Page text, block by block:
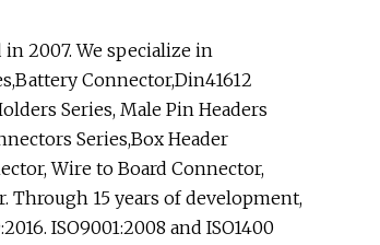
2007. We specialize in
Connector,Din41612
Series, Male Pin Headers
Series,Box Header
Wire to Board Connector,
Through 15 years of development,
ISO9001:2008 and ISO1400